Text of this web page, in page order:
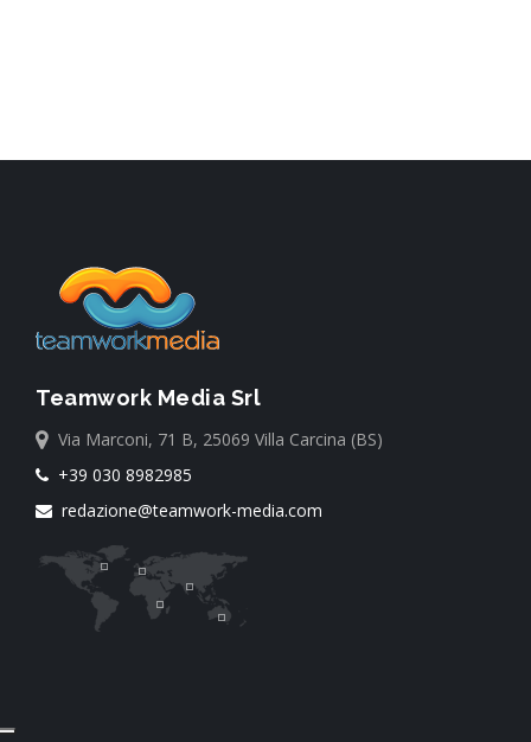
Teamwork Media Srl
Via Marconi, 71 B, 25069 Villa Carcina (BS)
+39 030 8982985
redazione@teamwork-media.com